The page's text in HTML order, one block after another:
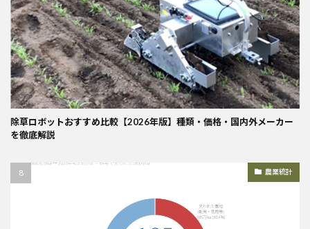
除草ロボットおすすめ比較【2026年版】種類・価格・国内外メーカー
を徹底解説
農業統計